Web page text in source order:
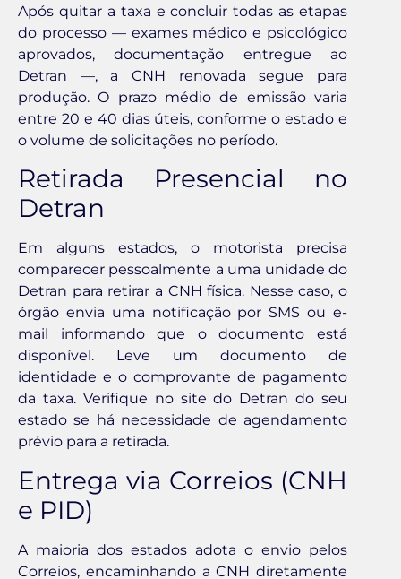
Após quitar a taxa e concluir todas as etapas
do processo — exames médico e psicológico
aprovados, documentação entregue ao
Detran —, a CNH renovada segue para
produção. O prazo médio de emissão varia
entre 20 e 40 dias úteis, conforme o estado e
o volume de solicitações no período.
Retirada Presencial no
Detran
Em alguns estados, o motorista precisa
comparecer pessoalmente a uma unidade do
Detran para retirar a CNH física. Nesse caso, o
órgão envia uma notificação por SMS ou e-
mail informando que o documento está
disponível. Leve um documento de
identidade e o comprovante de pagamento
da taxa. Verifique no site do Detran do seu
estado se há necessidade de agendamento
prévio para a retirada.
Entrega via Correios (CNH
e PID)
A maioria dos estados adota o envio pelos
Correios, encaminhando a CNH diretamente